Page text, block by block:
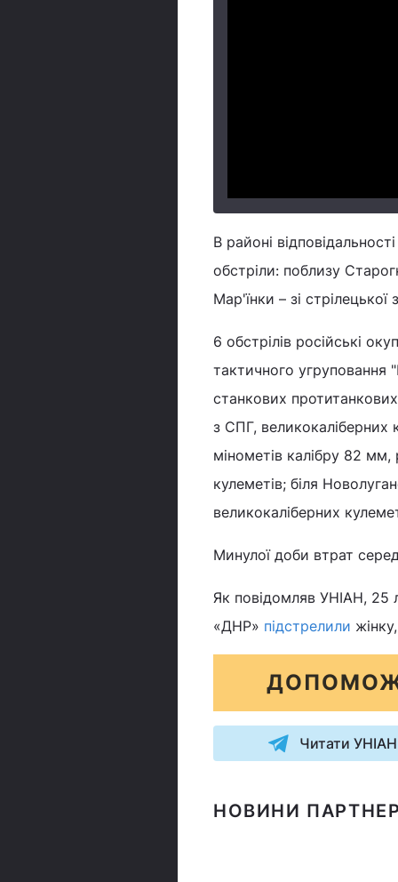
В районі
обстріли: поблизу
Мар'їнки – зі стрілецької
6 обстрілів російські
тактичного угруповання
станкових
з СПГ, великокаліберних
мінометів калібру 82 мм,
кулеметів; біля
великокаліберних
Минулої доби втрат
Як повідомляв УНІАН, 25
«ДНР» підстрелили
Читати
НОВИНИ